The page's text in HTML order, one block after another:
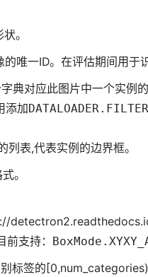
。
唯一ID。在评估期间用于
典对应此图片中一个实例的
添加
表,代表实例的边界框。
。
支持：
标签的